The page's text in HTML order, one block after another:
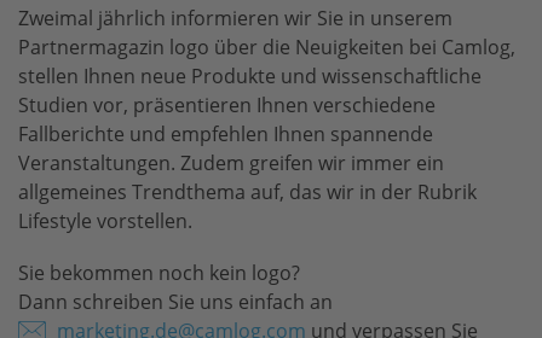
Newsletter-Anmeldung
Presse
Kontakt
Zweimal jährlich informieren wir Sie in unserem
Partnermagazin logo über die Neuigkeiten bei Camlog,
stellen Ihnen neue Produkte und wissenschaftliche
Studien vor, präsentieren Ihnen verschiedene
Fallberichte und empfehlen Ihnen spannende
Veranstaltungen. Zudem greifen wir immer ein
allgemeines Trendthema auf, das wir in der Rubrik
Lifestyle vorstellen.
Sie bekommen noch kein logo?
Dann schreiben Sie uns einfach an
marketing.de@camlog.com und verpassen Sie